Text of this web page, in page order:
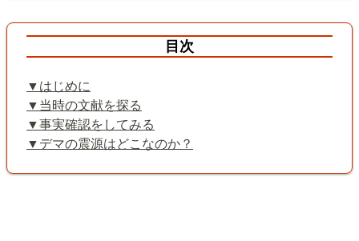
目次
はじめに
当時の文献を探る
事実確認をしてみる
デマの震源はどこなのか？